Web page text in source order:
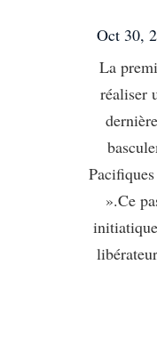
Oct 30,
La
réaliser
».Ce